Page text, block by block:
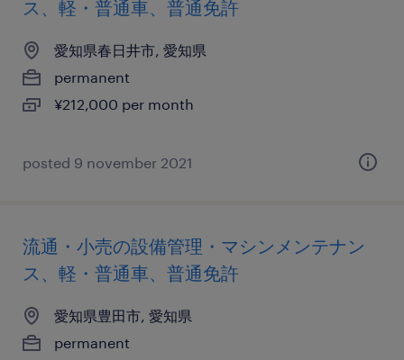
ス、軽・普通車、普通免許
愛知県春日井市, 愛知県
permanent
¥212,000 per month
posted 9 november 2021
流通・小売の設備管理・マシンメンテナン
ス、軽・普通車、普通免許
愛知県豊田市, 愛知県
permanent